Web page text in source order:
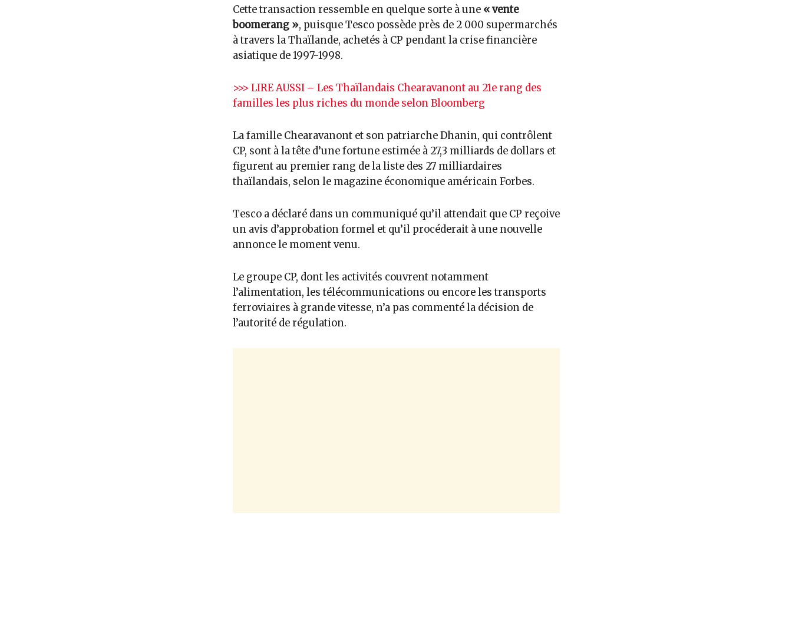
Cette transaction ressemble en quelque sorte à une « vente
boomerang », puisque Tesco possède près de 2 000 supermarchés
à travers la Thaïlande, achetés à CP pendant la crise financière
asiatique de 1997-1998.
>>> LIRE AUSSI – Les Thaïlandais Chearavanont au 21e rang des
familles les plus riches du monde selon Bloomberg
La famille Chearavanont et son patriarche Dhanin, qui contrôlent
CP, sont à la tête d’une fortune estimée à 27,3 milliards de dollars et
figurent au premier rang de la liste des 27 milliardaires
thaïlandais, selon le magazine économique américain Forbes.
Tesco a déclaré dans un communiqué qu’il attendait que CP reçoive
un avis d’approbation formel et qu’il procéderait à une nouvelle
annonce le moment venu.
Le groupe CP, dont les activités couvrent notamment
l’alimentation, les télécommunications ou encore les transports
ferroviaires à grande vitesse, n’a pas commenté la décision de
l’autorité de régulation.